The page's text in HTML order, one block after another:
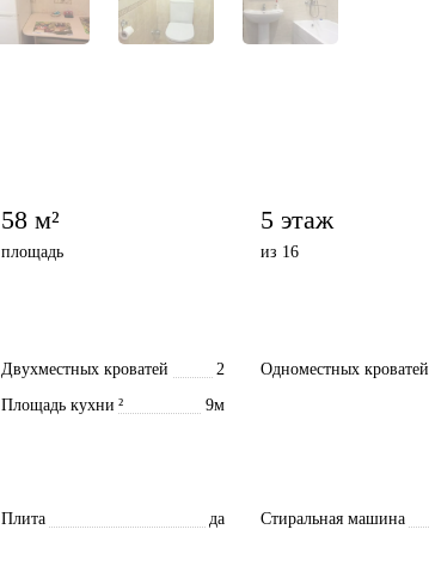
58 м²
площадь
5 этаж
из 16
Двухместных кроватей 2 Одноместных кроватей
Площадь кухни 9м
²
Плита да Стиральная машина